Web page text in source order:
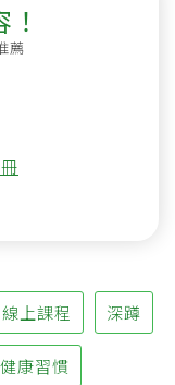
薦
線上課程 深蹲
健康習慣